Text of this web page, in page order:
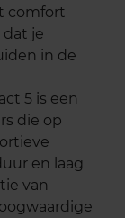
comfort
je
in de
5 is een
die op
en laag
van